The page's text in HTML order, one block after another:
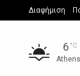
Διαφήμιση
6 °C
Athens